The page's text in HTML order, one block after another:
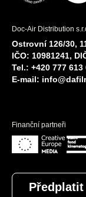
Doc-Air Distribution
Ostrovní 126/30,
IČO: 10981241,
Tel.: +420 777
E-mail:
Finanční partneři
Předplatit